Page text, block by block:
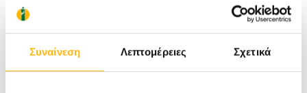
Συναίνεση Λεπτομέρειες Σχετικά
που έδειξε ζωηρό ενδιαφέρον.
Ο κος Σταματίου αναφέρθηκε στην Ελληνική